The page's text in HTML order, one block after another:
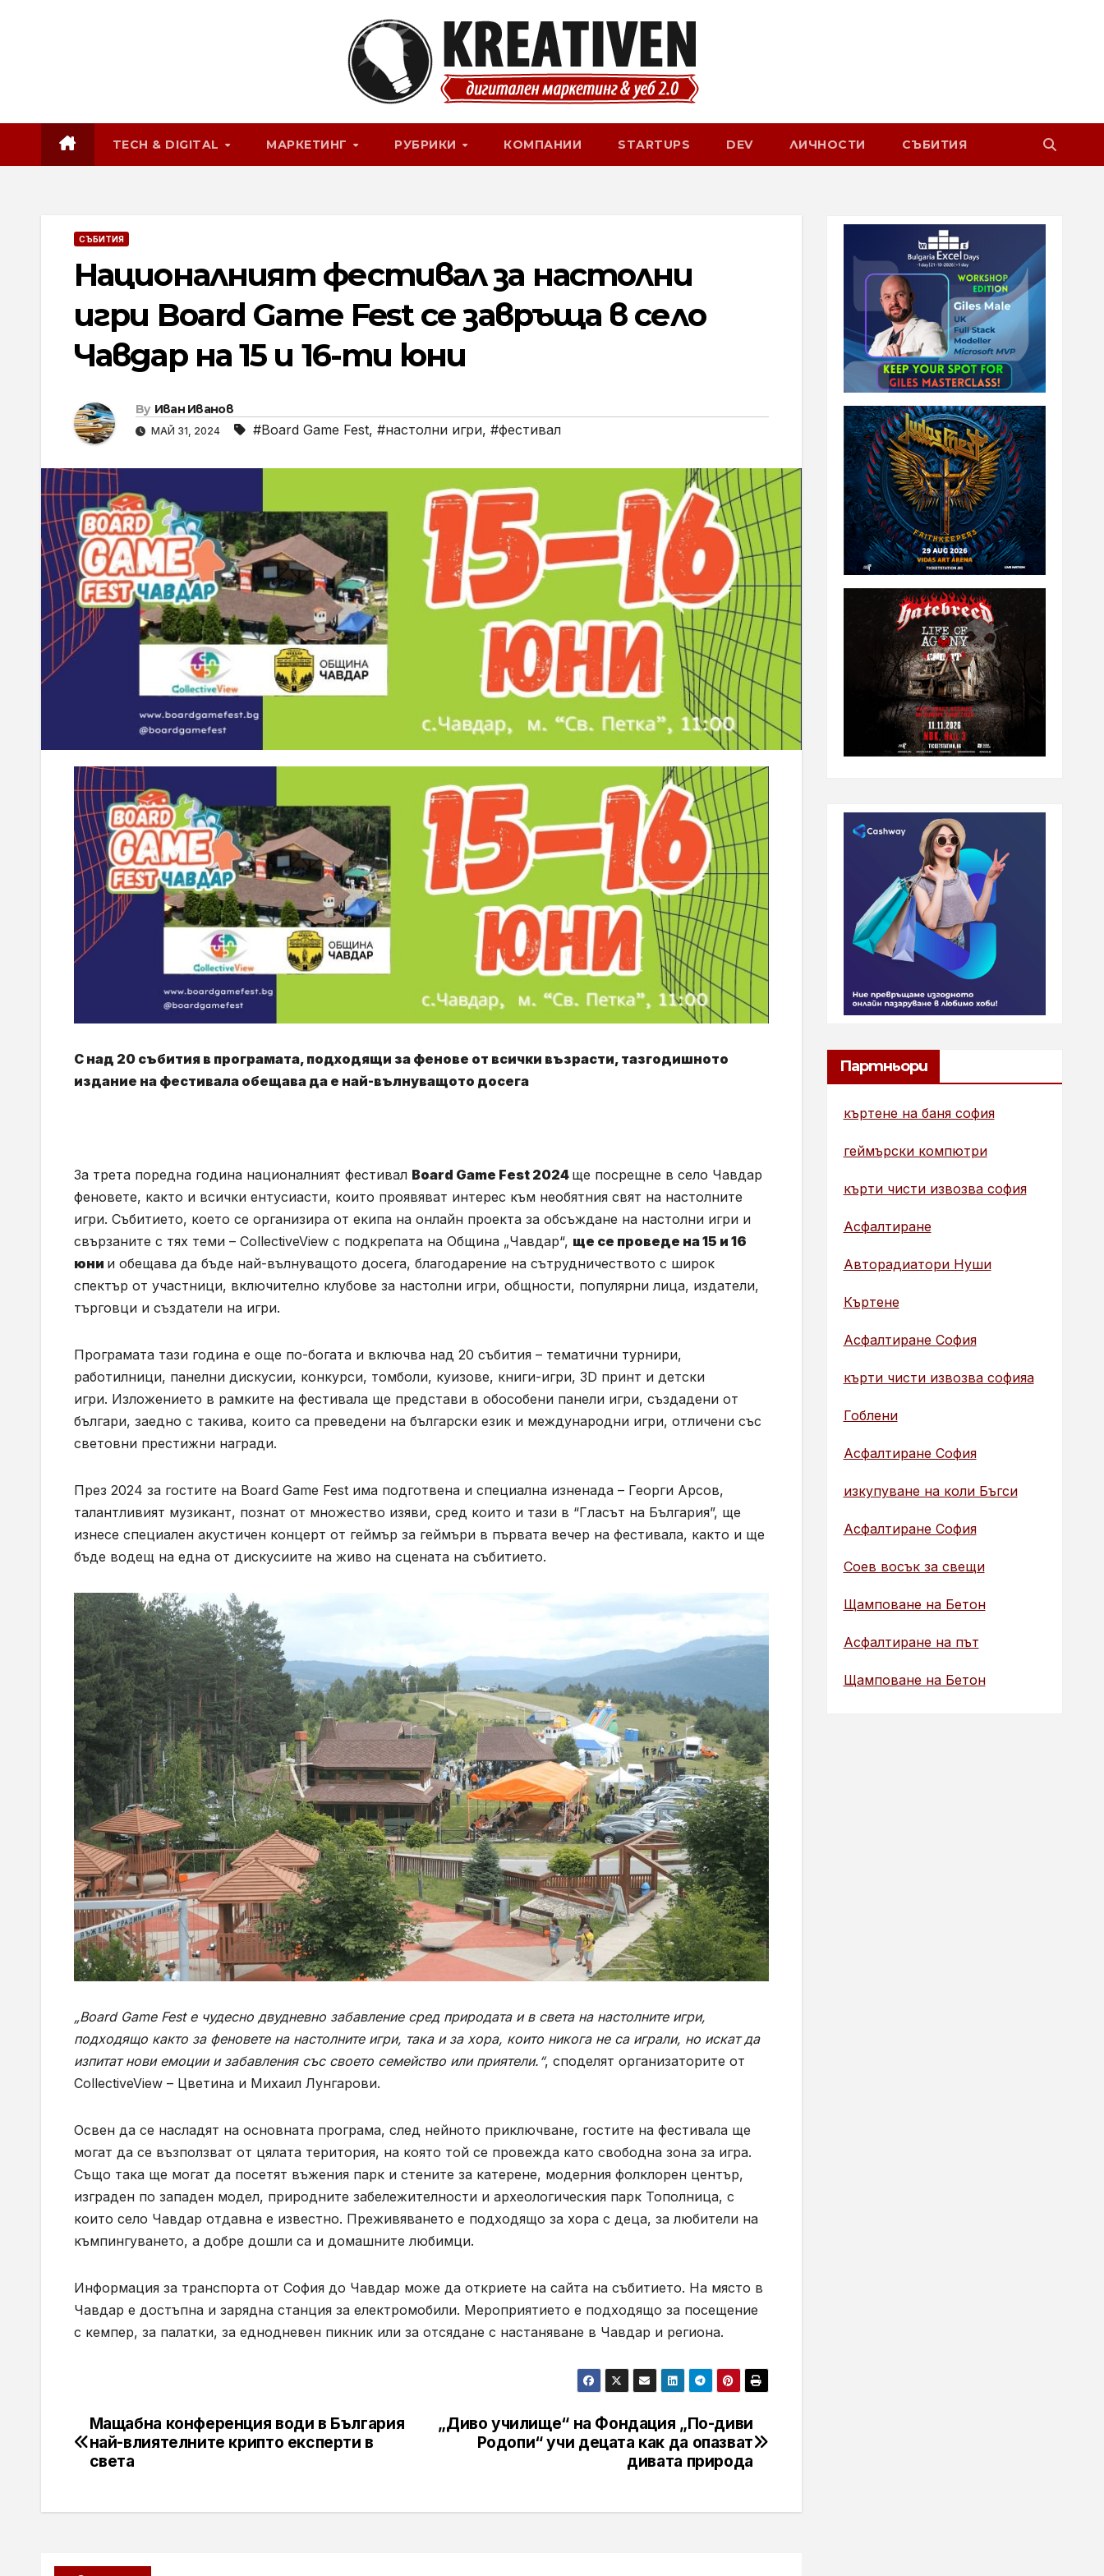
TECH & DIGITAL МАРКЕТИНГ РУБРИКИ КОМПАНИИ STARTUPS DEV ЛИЧНОСТИ СЪБИТИЯ
СЪБИТИЯ
Националният фестивал за настолни
игри Board Game Fest се завръща в село
Чавдар на 15 и 16-ти юни
By Иван Иванов
МАЙ 31, 2024 #Board Game Fest, #настолни игри, #фестивал
С над 20 събития в програмата, подходящи за фенове от всички възрасти, тазгодишното
издание на фестивала обещава да е най-вълнуващото досега
За трета поредна година националният фестивал Board Game Fest 2024 ще посрещне в село Чавдар
феновете, както и всички ентусиасти, които проявяват интерес към необятния свят на настолните
игри. Събитието, което се организира от екипа на онлайн проекта за обсъждане на настолни игри и
свързаните с тях теми – CollectiveView с подкрепата на Община „Чавдар“, ще се проведе на15 и 16
юни и обещава да бъде най-вълнуващото досега, благодарение на сътрудничеството с широк
спектър от участници, включително клубове за настолни игри, общности, популярни лица, издатели,
търговци и създатели на игри.
Програмата тази година е още по-богата и включва над 20 събития – тематични турнири,
работилници, панелни дискусии, конкурси, томболи, куизове, книги-игри, 3D принт и детски
игри. Изложението в рамките на фестивала ще представи в обособени панели игри, създадени от
българи, заедно с такива, които са преведени на български език и международни игри, отличени със
световни престижни награди.
През 2024 за гостите на Board Game Fest има подготвена и специална изненада – Георги Арсов,
талантливият музикант, познат от множество изяви, сред които и тази в “Гласът на България”, ще
изнесе специален акустичен концерт от геймър за геймъри в първата вечер на фестивала, както и ще
бъде водещ на една от дискусиите на живо на сцената на събитието.
„Board Game Fest е чудесно двудневно забавление сред природата и в света на настолните игри,
подходящо както за феновете на настолните игри, така и за хора, които никога не са играли, но искат да
изпитат нови емоции и забавления със своето семейство или приятели.“, споделят организаторите от
CollectiveView – Цветина и Михаил Лунгарови.
Освен да се насладят на основната програма, след нейното приключване, гостите на фестивала ще
могат да се възползват от цялата територия, на която той се провежда като свободна зона за игра.
Също така ще могат да посетят въжения парк и стените за катерене, модерния фолклорен център,
изграден по западен модел, природните забележителности и археологическия парк Тополница, с
които село Чавдар отдавна е известно. Преживяването е подходящо за хора с деца, за любители на
къмпингуването, а добре дошли са и домашните любимци.
Информация за транспорта от София до Чавдар може да откриете на сайта на събитието. На място в
Чавдар е достъпна и зарядна станция за електромобили. Мероприятието е подходящо за посещение
с кемпер, за палатки, за еднодневен пикник или за отсядане с настаняване в Чавдар и региона.
Навигация
„Диво училище“ на Фондация „По-диви
Родопи“ учи децата как да опазват
дивата природа
Мащабна конференция води в България
най-влиятелните крипто експерти в
света
Партньори
къртене на баня софия
геймърски компютри
кърти чисти извозва софия
Асфалтиране
Авторадиатори Нуши
Къртене
Асфалтиране София
кърти чисти извозва софияа
Гоблени
Асфалтиране София
изкупуване на коли Бъгси
Асфалтиране София
Соев восък за свещи
Щамповане на Бетон
Асфалтиране на път
Щамповане на Бетон